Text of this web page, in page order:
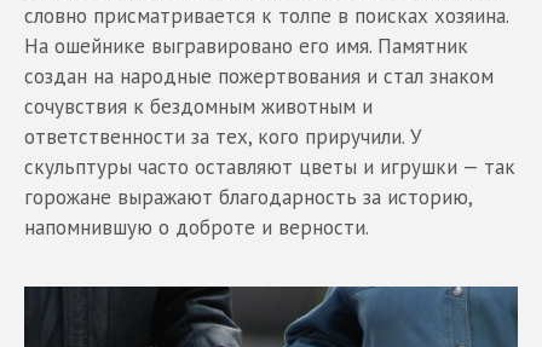
словно присматривается к толпе в поисках хозяина.
На ошейнике выгравировано его имя. Памятник
создан на народные пожертвования и стал знаком
сочувствия к бездомным животным и
ответственности за тех, кого приручили. У
скульптуры часто оставляют цветы и игрушки — так
горожане выражают благодарность за историю,
напомнившую о доброте и верности.